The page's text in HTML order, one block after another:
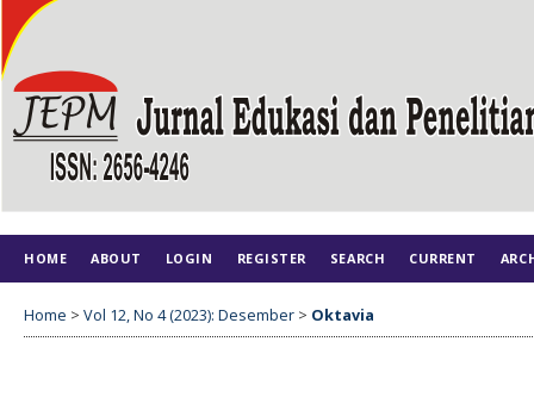
HOME ABOUT LOGIN REGISTER SEARCH CURRENT
Home > Vol 12, No 4 (2023): Desember > Oktavia